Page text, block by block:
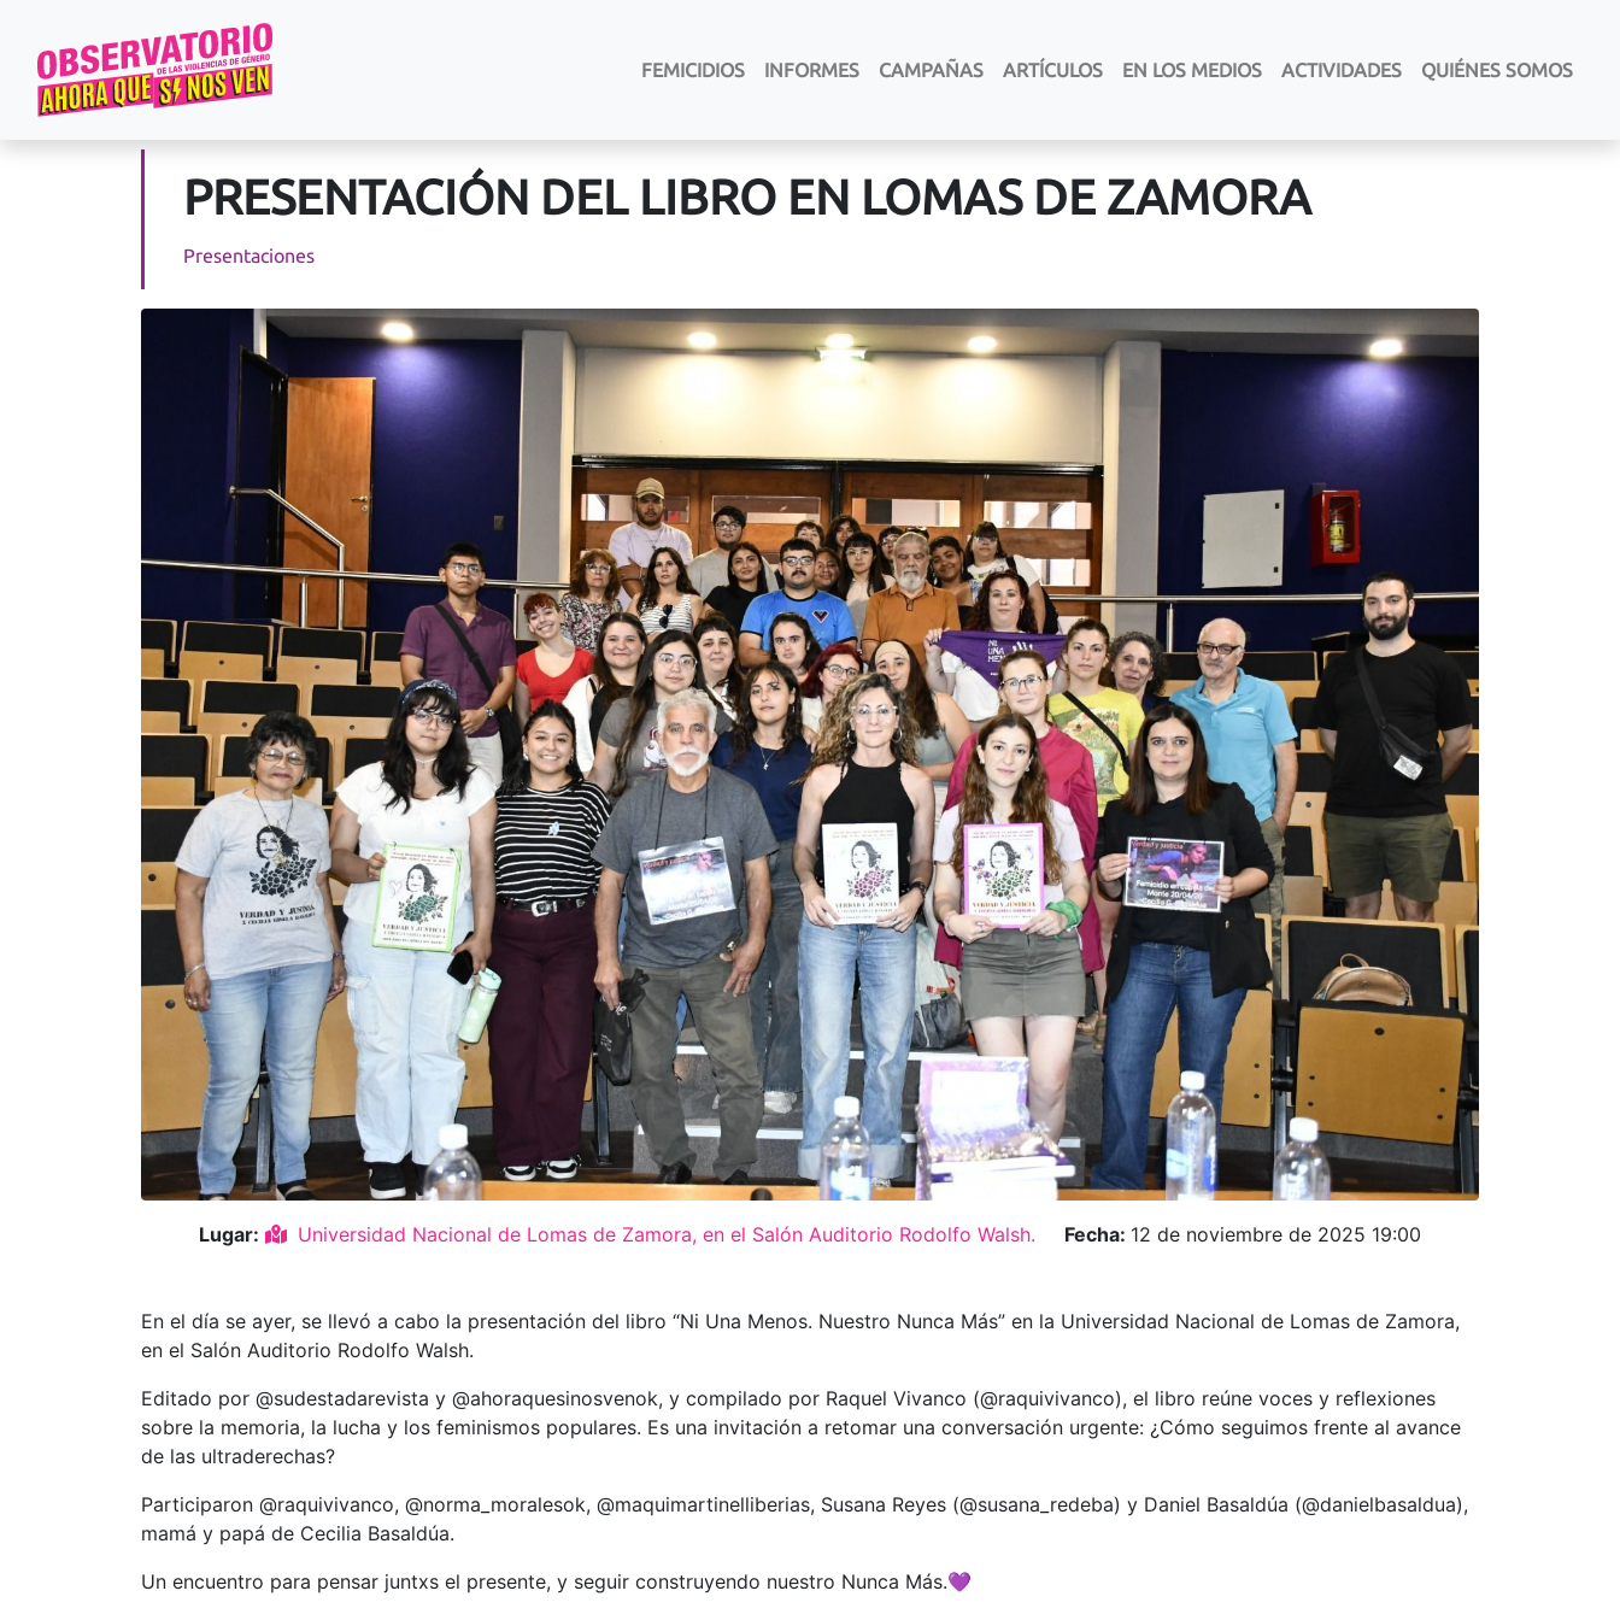
FEMICIDIOS INFORMES CAMPAÑAS ARTÍCULOS EN LOS MEDIOS ACTIVIDADES QUIÉNES SOMOS
PRESENTACIÓN DEL LIBRO EN LOMAS DE ZAMORA
Presentaciones
Lugar: Universidad Nacional de Lomas de Zamora, en el Salón Auditorio Rodolfo Walsh. Fecha: 12 de noviembre de 2025 19:00
En el día se ayer, se llevó a cabo la presentación del libro “Ni Una Menos. Nuestro Nunca Más” en la Universidad Nacional de Lomas de Zamora,
en el Salón Auditorio Rodolfo Walsh.
Editado por @sudestadarevista y @ahoraquesinosvenok, y compilado por Raquel Vivanco (@raquivivanco), el libro reúne voces y reflexiones
sobre la memoria, la lucha y los feminismos populares. Es una invitación a retomar una conversación urgente: ¿Cómo seguimos frente al avance
de las ultraderechas?
Participaron @raquivivanco, @norma_moralesok, @maquimartinelliberias, Susana Reyes (@susana_redeba) y Daniel Basaldúa (@danielbasaldua),
mamá y papá de Cecilia Basaldúa.
Un encuentro para pensar juntxs el presente, y seguir construyendo nuestro Nunca Más.💜